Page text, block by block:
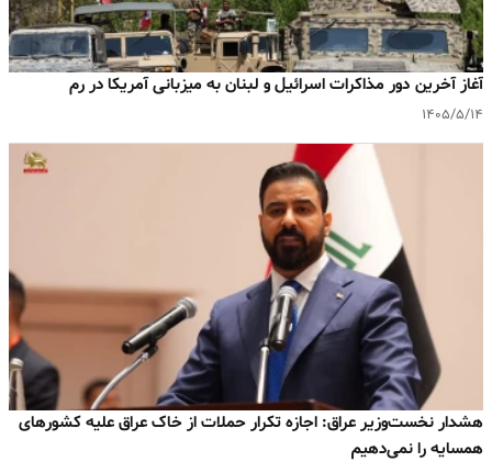
آغاز آخرین دور مذاکرات اسرائیل و لبنان به میزبانی آمریکا در رم
۱۴۰۵/۵/۱۴
هشدار نخست‌وزیر عراق: اجازه تکرار حملات از خاک عراق علیه کشورهای
همسایه را نمی‌دهیم